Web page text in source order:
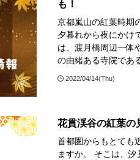
も！
京都嵐山の紅葉時期
夕暮れから夜にかけ
は、渡月橋周辺一体
の由緒ある寺院であ
2022/04/14(Thu)
花貫渓谷の紅葉の
首都圏からもとても
ますか。 そこは、